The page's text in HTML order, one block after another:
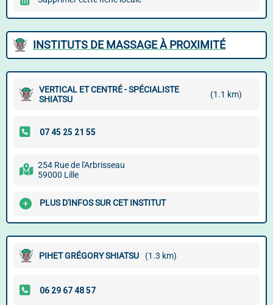
INSTITUTS DE MASSAGE À PROXIMITÉ
VERTICAL ET CENTRÉ - SPÉCIALISTE
SHIATSU
(1.1 km)
254 Rue de l'Arbrisseau
59000 Lille
PLUS D'INFOS SUR CET INSTITUT
PIHET GRÉGORY SHIATSU (1.3 km)